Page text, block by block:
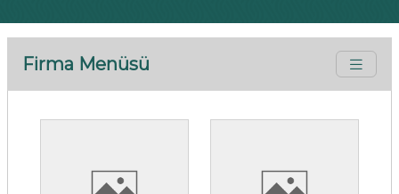
Firma Menüsü